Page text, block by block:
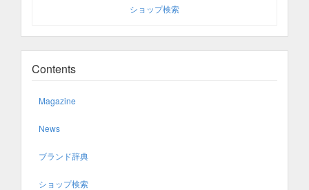
ショップ検索
Contents
Magazine
News
ブランド辞典
ショップ検索